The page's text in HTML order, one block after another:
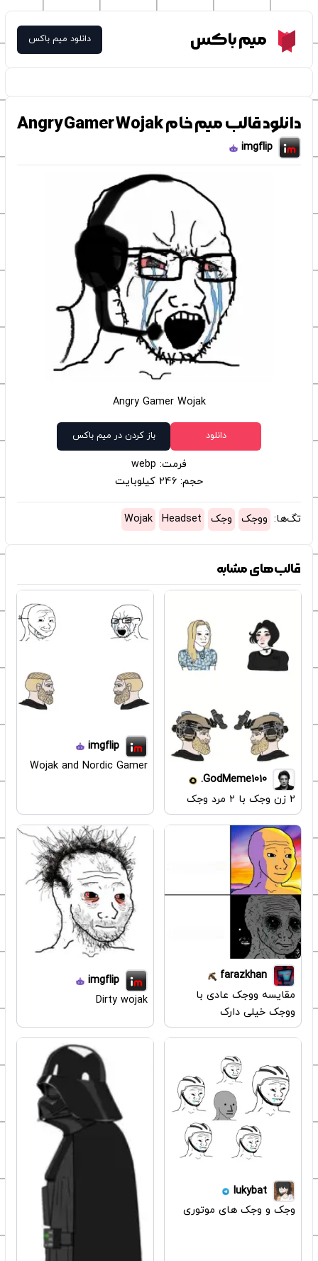
Meme Boxمیم باکس دانلود میم باکس
دانلود قالب میم خام Angry Gamer Wojak
imgflip
Angry Gamer Wojak
دانلود باز کردن در میم باکس
فرمت: webp
حجم: 246 کیلوبایت
تگ‌ها: ووجک وجک Headset
Wojak
قالب‌های مشابه
GodMeme1010.
۲ زن وجک با ۲ مرد وجک
imgflip
Wojak and Nordic Gamer
farazkhan
مقایسه ووجک عادی با
ووجک خیلی دارک
imgflip
Dirty wojak
lukybat
وجک و وجک های موتوری